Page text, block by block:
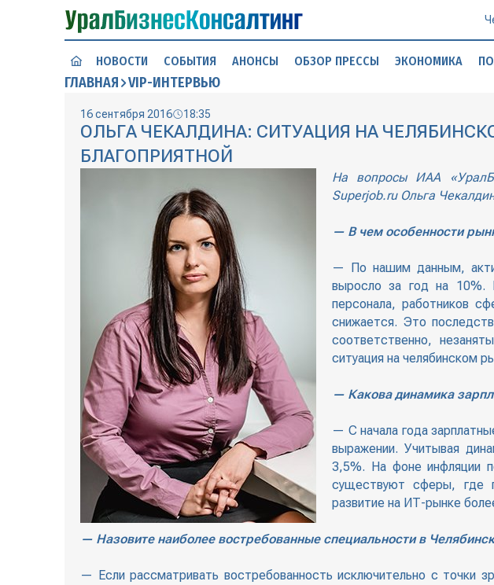
НОВОСТИ СОБЫТИЯ АНОНСЫ ОБЗОР ПРЕССЫ ЭКОНОМИКА
ГЛАВНАЯ VIP-ИНТЕРВЬЮ
16 сентября 2016 18:35
ОЛЬГА ЧЕКАЛДИНА: СИТУАЦИЯ НА
БЛАГОПРИЯТНОЙ
На вопросы ИАА
Superjob.ru Ольга
— В чем особенности
— По нашим данным,
выросло за год на 10%.
персонала, работников
снижается. Это
соответственно,
ситуация на челябинском
— Какова динамика
— С начала года
выражении. Учитывая
3,5%. На фоне инфляции
существуют сферы, где
развитие на ИТ-рынке
— Назовите наиболее востребованные специальности в
— Если рассматривать востребованность исключительно с точки